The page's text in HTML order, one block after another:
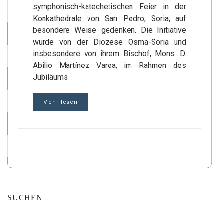
symphonisch-katechetischen Feier in der
Konkathedrale von San Pedro, Soria, auf
besondere Weise gedenken. Die Initiative
wurde von der Diözese Osma-Soria und
insbesondere von ihrem Bischof, Mons. D.
Abilio Martínez Varea, im Rahmen des
Jubiläums
Mehr lesen
SUCHEN